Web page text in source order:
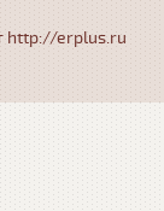
http://erplus.ru